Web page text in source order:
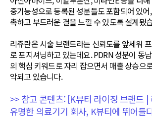
중기능성으로 등록된 성분들도 포함되어 있
촉하고 부드러운 결을 느낄 수 있도록 설계됐
리쥬란은 시술 브랜드라는 신뢰도를 앞세워
로 포지셔닝하고 있는데요. PDRN 성분이 동
의 핵심 키워드로 자리 잡으면서 매출 상승으
악되고 있습니다.
>> 참고 콘텐츠: [K뷰티 라이징 브랜드
유명한 의료기기 회사, K뷰티에 뛰어들